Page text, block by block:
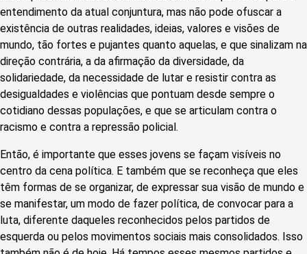
entendimento da atual conjuntura, mas não pode ofuscar a
existência de outras realidades, ideias, valores e visões de
mundo, tão fortes e pujantes quanto aquelas, e que sinalizam na
direção contrária, a da afirmação da diversidade, da
solidariedade, da necessidade de lutar e resistir contra as
desigualdades e violências que pontuam desde sempre o
cotidiano dessas populações, e que se articulam contra o
racismo e contra a repressão policial.
Então, é importante que esses jovens se façam visíveis no
centro da cena política. E também que se reconheça que eles
têm formas de se organizar, de expressar sua visão de mundo e
se manifestar, um modo de fazer política, de convocar para a
luta, diferente daqueles reconhecidos pelos partidos de
esquerda ou pelos movimentos sociais mais consolidados. Isso